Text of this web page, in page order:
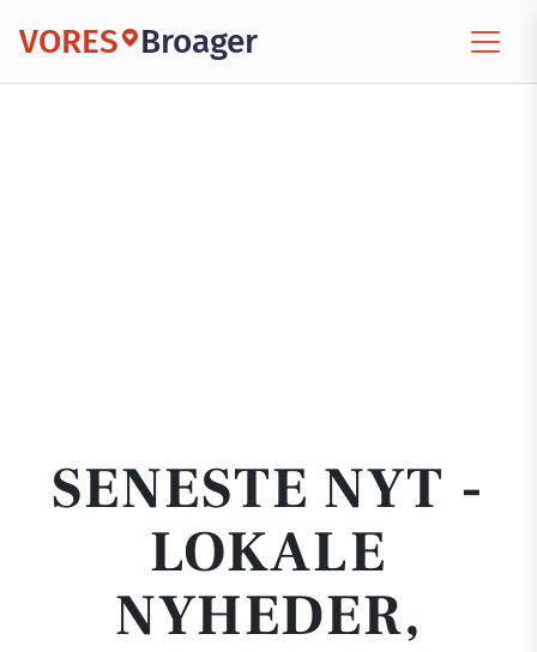
VORES Broager
SENESTE NYT -
LOKALE
NYHEDER,